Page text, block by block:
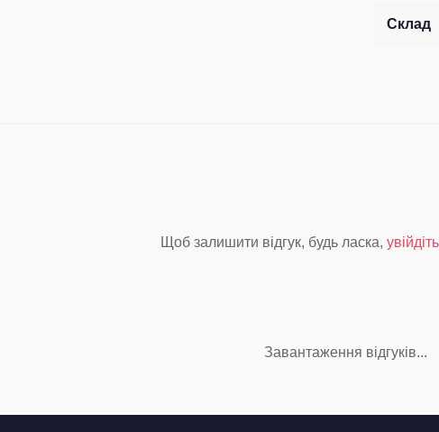
Склад
Щоб залишити відгук, будь ласка, увійдіть
Завантаження відгуків...